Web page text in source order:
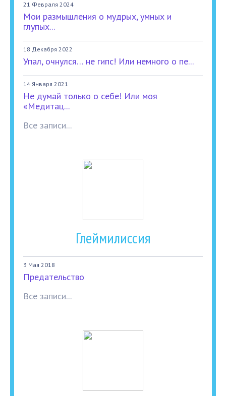
21 Февраля 2024
Мои размышления о мудрых, умных и
глупых...
18 Декабря 2022
Упал, очнулся… не гипс! Или немного о пе...
14 Января 2021
Не думай только о себе! Или моя
«Медитац...
Все записи...
Глеймилиссия
3 Мая 2018
Предательство
Все записи...